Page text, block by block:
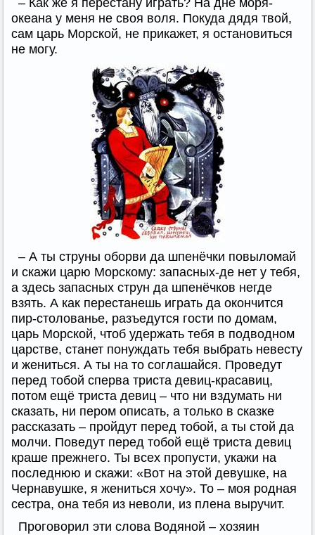
– Как же я перестану играть? На дне моря-
океана у меня не своя воля. Покуда дядя твой,
сам царь Морской, не прикажет, я остановиться
не могу.
– А ты струны оборви да шпенёчки повыломай
и скажи царю Морскому: запасных-де нет у тебя,
а здесь запасных струн да шпенёчков негде
взять. А как перестанешь играть да окончится
пир-столованье, разъедутся гости по домам,
царь Морской, чтоб удержать тебя в подводном
царстве, станет понуждать тебя выбрать невесту
и жениться. А ты на то соглашайся. Проведут
перед тобой сперва триста девиц-красавиц,
потом ещё триста девиц – что ни вздумать ни
сказать, ни пером описать, а только в сказке
рассказать – пройдут перед тобой, а ты стой да
молчи. Поведут перед тобой ещё триста девиц
краше прежнего. Ты всех пропусти, укажи на
последнюю и скажи: «Вот на этой девушке, на
Чернавушке, я жениться хочу». То – моя родная
сестра, она тебя из неволи, из плена выручит.
Проговорил эти слова Водяной – хозяин